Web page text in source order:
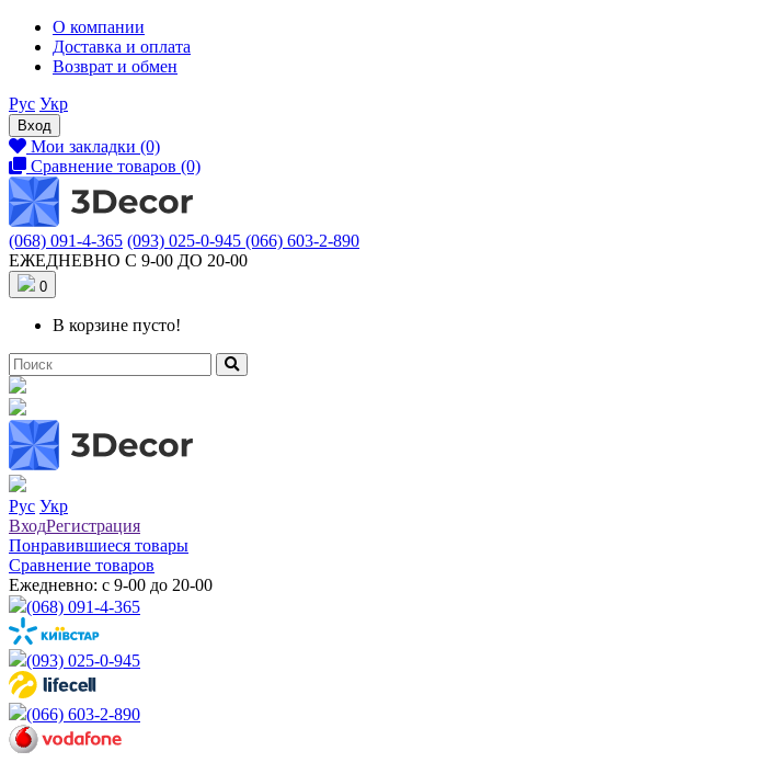
О компании
Доставка и оплата
Возврат и обмен
Рус Укр
Вход
Мои закладки (0)
Сравнение товаров (0)
(068) 091-4-365 (093) 025-0-945 (066) 603-2-890
ЕЖЕДНЕВНО С 9-00 ДО 20-00
0
В корзине пусто!
Рус Укр
ВходРегистрация
Понравившиеся товары
Сравнение товаров
Ежедневно: с 9-00 до 20-00
(068) 091-4-365
(093) 025-0-945
(066) 603-2-890